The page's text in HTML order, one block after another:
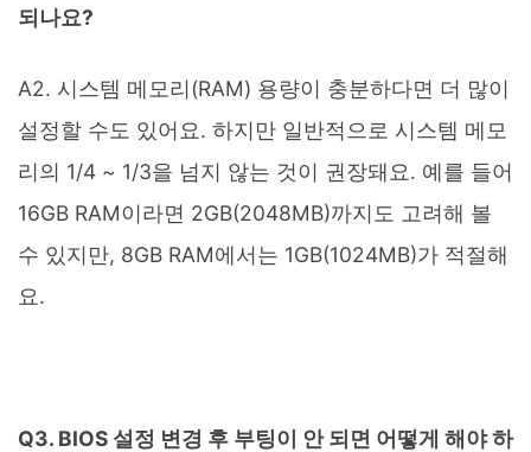
되나요?
A2. 시스템 메모리(RAM) 용량이 충분하다면 더 많이
설정할 수도 있어요. 하지만 일반적으로 시스템 메모
리의 1/4 ~ 1/3을 넘지 않는 것이 권장돼요. 예를 들어
16GB RAM이라면 2GB(2048MB)까지도 고려해 볼
수 있지만, 8GB RAM에서는 1GB(1024MB)가 적절해
요.
Q3. BIOS 설정 변경 후 부팅이 안 되면 어떻게 해야 하